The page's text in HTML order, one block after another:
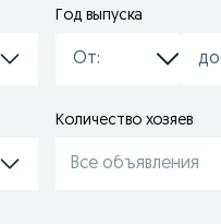
Год выпуска
Количество хозяев
Все объявления